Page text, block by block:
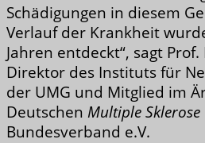
Schädigungen in diesem
Verlauf der Krankheit
Jahren entdeckt“, sagt
Direktor des Instituts für
der UMG und Mitglied im
Deutschen Multiple Sklerose
Bundesverband e.V.